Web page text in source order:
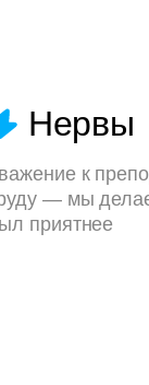
Нервы
к
— мы
приятнее